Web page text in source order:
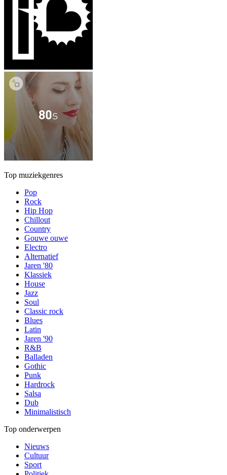
Top muziekgenres
Pop
Rock
Hip Hop
Chillout
Country
Gouwe ouwe
Electro
Alternatief
Jaren '80
Klassiek
House
Jazz
Soul
Classic rock
Blues
Latin
Jaren '90
R&B
Balladen
Gothic
Punk
Hardrock
Salsa
Dub
Minimalistisch
Top onderwerpen
Nieuws
Cultuur
Sport